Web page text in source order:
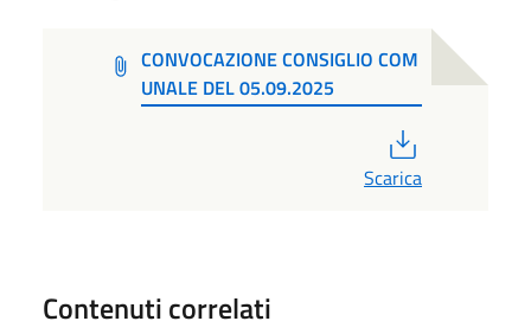
CONVOCAZIONE CONSIGLIO COM
UNALE DEL 05.09.2025
Scarica
Contenuti correlati